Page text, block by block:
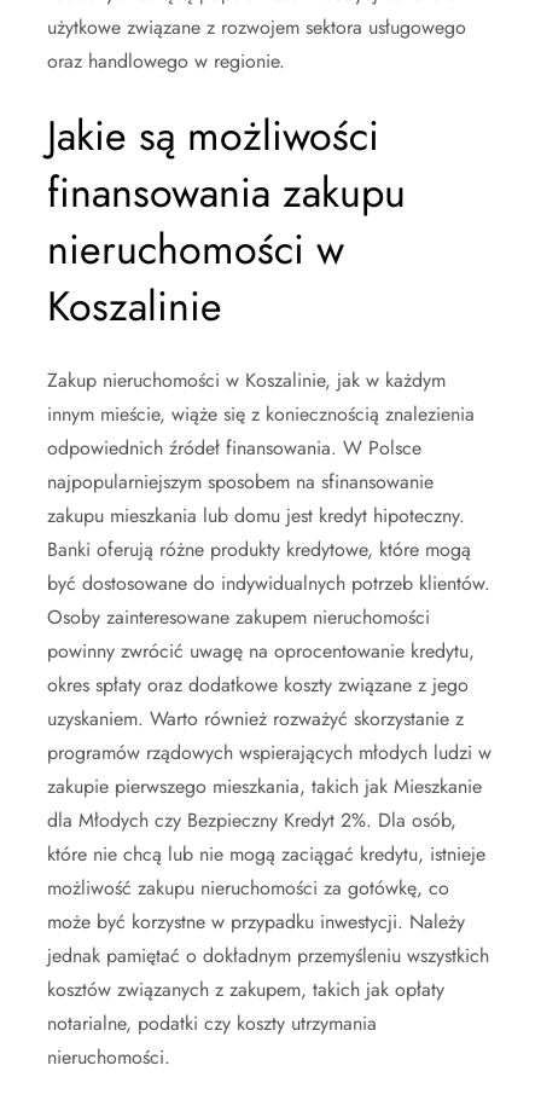
użytkowe związane z rozwojem sektora usługowego
oraz handlowego w regionie.
Jakie są możliwości
finansowania zakupu
nieruchomości w
Koszalinie
Zakup nieruchomości w Koszalinie, jak w każdym
innym mieście, wiąże się z koniecznością znalezienia
odpowiednich źródeł finansowania. W Polsce
najpopularniejszym sposobem na sfinansowanie
zakupu mieszkania lub domu jest kredyt hipoteczny.
Banki oferują różne produkty kredytowe, które mogą
być dostosowane do indywidualnych potrzeb klientów.
Osoby zainteresowane zakupem nieruchomości
powinny zwrócić uwagę na oprocentowanie kredytu,
okres spłaty oraz dodatkowe koszty związane z jego
uzyskaniem. Warto również rozważyć skorzystanie z
programów rządowych wspierających młodych ludzi w
zakupie pierwszego mieszkania, takich jak Mieszkanie
dla Młodych czy Bezpieczny Kredyt 2%. Dla osób,
które nie chcą lub nie mogą zaciągać kredytu, istnieje
możliwość zakupu nieruchomości za gotówkę, co
może być korzystne w przypadku inwestycji. Należy
jednak pamiętać o dokładnym przemyśleniu wszystkich
kosztów związanych z zakupem, takich jak opłaty
notarialne, podatki czy koszty utrzymania
nieruchomości.